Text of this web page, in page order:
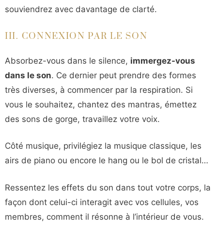
souviendrez avec davantage de clarté.
III. CONNEXION PAR LE SON
Absorbez-vous dans le silence, immergez-vous
dans le son. Ce dernier peut prendre des formes
très diverses, à commencer par la respiration. Si
vous le souhaitez, chantez des mantras, émettez
des sons de gorge, travaillez votre voix.
Côté musique, privilégiez la musique classique, les
airs de piano ou encore le hang ou le bol de cristal…
Ressentez les effets du son dans tout votre corps, la
façon dont celui-ci interagit avec vos cellules, vos
membres, comment il résonne à l’intérieur de vous.